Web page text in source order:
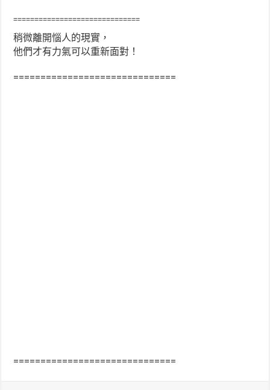
==============================
稍微離開惱人的現實，
他們才有力氣可以重新面對！
==============================
==============================